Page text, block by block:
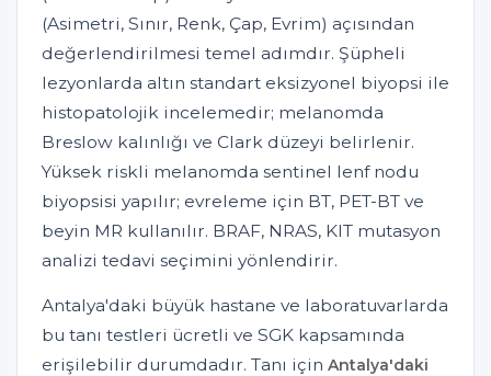
(Asimetri, Sınır, Renk, Çap, Evrim) açısından
değerlendirilmesi temel adımdır. Şüpheli
lezyonlarda altın standart eksizyonel biyopsi ile
histopatolojik incelemedir; melanomda
Breslow kalınlığı ve Clark düzeyi belirlenir.
Yüksek riskli melanomda sentinel lenf nodu
biyopsisi yapılır; evreleme için BT, PET-BT ve
beyin MR kullanılır. BRAF, NRAS, KIT mutasyon
analizi tedavi seçimini yönlendirir.
Antalya'daki büyük hastane ve laboratuvarlarda
bu tanı testleri ücretli ve SGK kapsamında
erişilebilir durumdadır. Tanı için Antalya'daki